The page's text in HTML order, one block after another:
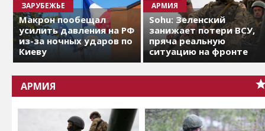
ЗАРУБЕЖЬЕ
Макрон пообещал
усилить давления на РФ
из-за ночных ударов по
Киеву
АРМИЯ
Sohu: Зеленский
занижает потери ВСУ,
пряча реальную
ситуацию на фронте
АРМИЯ